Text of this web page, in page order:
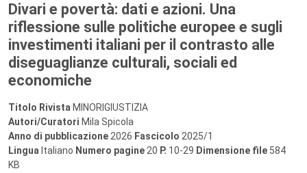
Divari e povertà: dati e azioni. Una
riflessione sulle politiche europee e sugli
investimenti italiani per il contrasto alle
diseguaglianze culturali, sociali ed
economiche
Titolo Rivista MINORIGIUSTIZIA
Autori/Curatori Mila Spicola
Anno di pubblicazione 2026 Fascicolo 2025/1
Lingua Italiano Numero pagine 20 P. 10-29 Dimensione file 584
KB